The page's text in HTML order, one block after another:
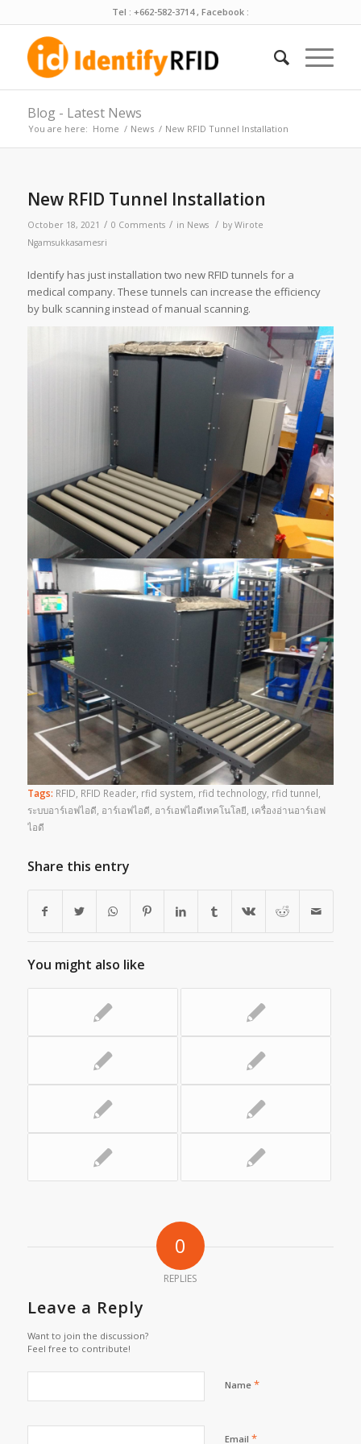
Tel : +662-582-3714 , Facebook :
Blog - Latest News
You are here: Home / News / New RFID Tunnel Installation
New RFID Tunnel Installation
October 18, 2021 / 0 Comments / in News / by Wirote
Ngamsukkasamesri
Identify has just installation two new RFID tunnels for a
medical company. These tunnels can increase the efficiency
by bulk scanning instead of manual scanning.
Tags: RFID RFID Reader, rfid system rfid technology, rfid tunnel
ระบบอาร์เอฟไอดี อาร์เอฟไอดี อาร์เอฟไอดีเทคโนโลยี เครื่องอ่านอาร์เอฟ
ไอดี
Share this entry
You might also like
0
REPLIES
Leave a Reply
Want to join the discussion?
Feel free to contribute!
Name *
Email *